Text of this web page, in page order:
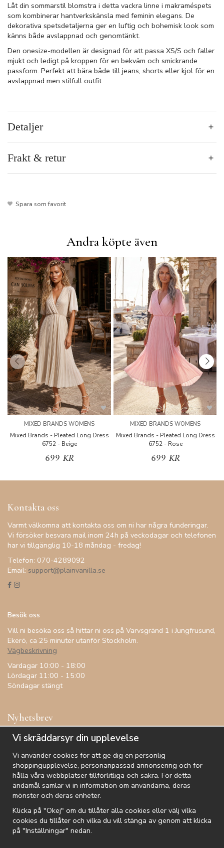
Låt din sommarstil blomstra i detta vackra linne i makraméspets
som kombinerar hantverkskänsla med feminin elegans. De
dekorativa spetsdetaljerna ger en luftig och bohemisk look som
känns både avslappnad och genomtänkt.
Den onesize-modellen är designad för att passa XS/S och faller
mjukt och ledigt på kroppen för en bekväm och smickrande
passform. Perfekt att bära både till jeans, shorts eller kjol för en
avslappnad men stilfull outfit.
Detaljer
Frakt & retur
Spara som favorit
Andra köpte även
MIXED BRANDS WOMENS
Mixed Brands - Pleated Long Dress
6752 - Beige
699 KR
MIXED BRANDS WOMENS
Mixed Brands - Pleated Long Dress
6752 - Rose
699 KR
Kontakta oss
Varmt välkomna att kontakta oss om ni har några funderingar.
Vi försöker besvara mail inom 24h på veckodagar och telefonen
har vi tillgänglig 10-18 måndag - fredag!
Telefon: 070-4289092
Email: support@plainvanilla.se
Besök oss
Vill ni besöka oss så hittar ni oss på Varvsgränd 1 i Jungfrusund,
Ekerö, ca 25 minuter utanför Stockholm.
Vägbeskrivning
Vardagar 10:00 - 18:00
Lördagar 11:00 - 15:00
Söndagar stängt
Nyhetsbrev
Få inspiration, förtur till kampanjer, specialerbjudanden och
De uppgifter du matar in kommer endast användas till våra nyhetsbrev.
Vi skräddarsyr din upplevelse
Vi använder cookies för att ge dig en personlig
shoppingupplevelse, personanpassad annonsering och för
hålla våra webbplatser tillförlitliga och säkra. För detta
ändamål samlar vi in information om användarna, deras
mönster och deras enheter.
Klicka på "Okej" om du tillåter alla cookies eller välj vilka
cookies du tillåter och vilka du vill stänga av genom att klicka
på "Inställningar" nedan.